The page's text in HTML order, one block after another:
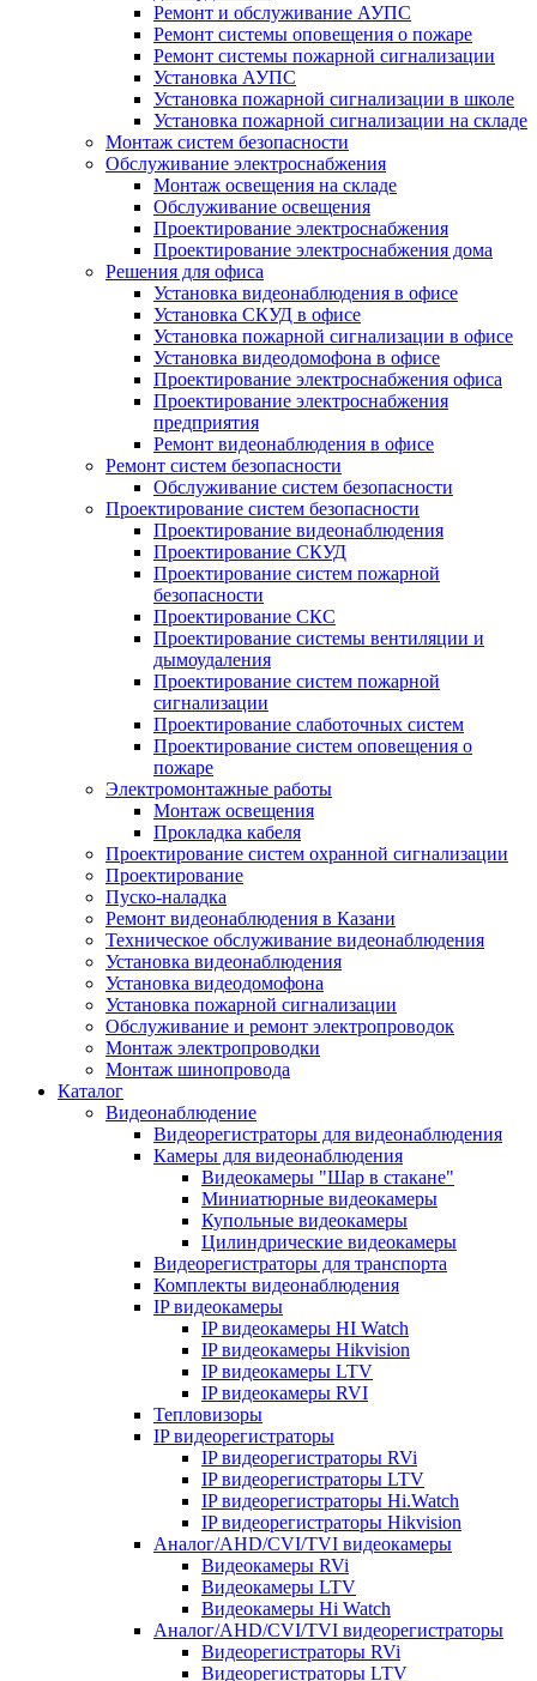
Ремонт и обслуживание АУПС
Ремонт системы оповещения о пожаре
Ремонт системы пожарной сигнализации
Установка АУПС
Установка пожарной сигнализации в школе
Установка пожарной сигнализации на складе
Монтаж систем безопасности
Обслуживание электроснабжения
Монтаж освещения на складе
Обслуживание освещения
Проектирование электроснабжения
Проектирование электроснабжения дома
Решения для офиса
Установка видеонаблюдения в офисе
Установка СКУД в офисе
Установка пожарной сигнализации в офисе
Установка видеодомофона в офисе
Проектирование электроснабжения офиса
Проектирование электроснабжения
предприятия
Ремонт видеонаблюдения в офисе
Ремонт систем безопасности
Обслуживание систем безопасности
Проектирование систем безопасности
Проектирование видеонаблюдения
Проектирование СКУД
Проектирование систем пожарной
безопасности
Проектирование СКС
Проектирование системы вентиляции и
дымоудаления
Проектирование систем пожарной
сигнализации
Проектирование слаботочных систем
Проектирование систем оповещения о
пожаре
Электромонтажные работы
Монтаж освещения
Прокладка кабеля
Проектирование систем охранной сигнализации
Проектирование
Пуско-наладка
Ремонт видеонаблюдения в Казани
Техническое обслуживание видеонаблюдения
Установка видеонаблюдения
Установка видеодомофона
Установка пожарной сигнализации
Обслуживание и ремонт электропроводок
Монтаж электропроводки
Монтаж шинопровода
Каталог
Видеонаблюдение
Видеорегистраторы для видеонаблюдения
Камеры для видеонаблюдения
Видеокамеры "Шар в стакане"
Миниатюрные видеокамеры
Купольные видеокамеры
Цилиндрические видеокамеры
Видеорегистраторы для транспорта
Комплекты видеонаблюдения
IP видеокамеры
IP видеокамеры HI Watch
IP видеокамеры Hikvision
IP видеокамеры LTV
IP видеокамеры RVI
Тепловизоры
IP видеорегистраторы
IP видеорегистраторы RVi
IP видеорегистраторы LTV
IP видеорегистраторы Hi.Watch
IP видеорегистраторы Hikvision
Аналог/AHD/CVI/TVI видеокамеры
Видеокамеры RVi
Видеокамеры LTV
Видеокамеры Hi Watch
Аналог/AHD/CVI/TVI видеорегистраторы
Видеорегистраторы RVi
Видеорегистраторы LTV